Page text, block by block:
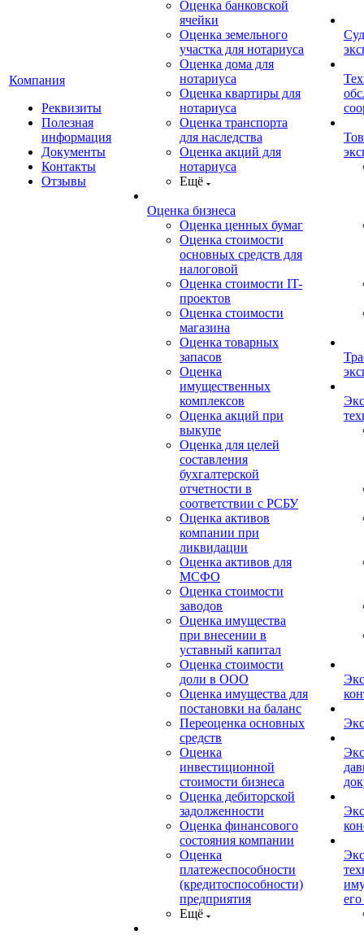
Компания
Реквизиты
Полезная
информация
Документы
Контакты
Отзывы
Оценка банковской
ячейки
Оценка земельного
участка для нотариуса
Оценка дома для
нотариуса
Оценка квартиры для
нотариуса
Оценка транспорта
для наследства
Оценка акций для
нотариуса
Ещё
Оценка бизнеса
Оценка ценных бумаг
Оценка стоимости
основных средств для
налоговой
Оценка стоимости IT-
проектов
Оценка стоимости
магазина
Оценка товарных
запасов
Оценка
имущественных
комплексов
Оценка акций при
выкупе
Оценка для целей
составления
бухгалтерской
отчетности в
соответствии с РСБУ
Оценка активов
компании при
ликвидации
Оценка активов для
МСФО
Оценка стоимости
заводов
Оценка имущества
при внесении в
уставный капитал
Оценка стоимости
доли в ООО
Оценка имущества для
постановки на баланс
Переоценка основных
средств
Оценка
инвестиционной
стоимости бизнеса
Оценка дебиторской
задолженности
Оценка финансового
состояния компании
Оценка
платежеспособности
(кредитоспособности)
предприятия
Ещё